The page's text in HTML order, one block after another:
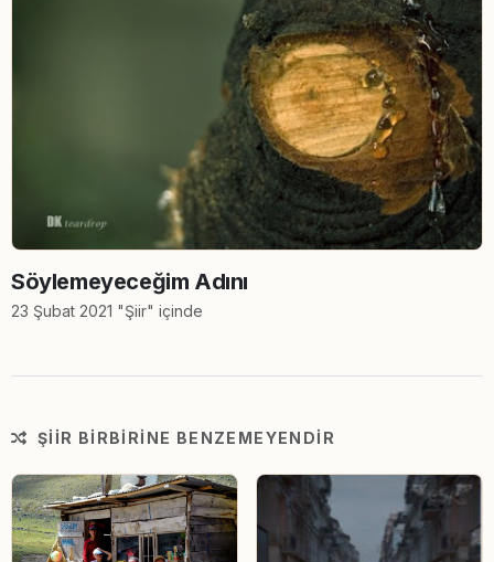
Söylemeyeceğim Adını
23 Şubat 2021 "Şiir" içinde
ŞIIR BIRBIRINE BENZEMEYENDIR